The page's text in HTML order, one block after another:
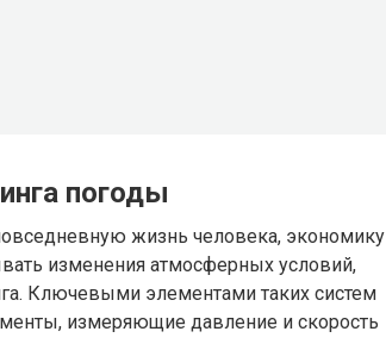
погоды
жизнь человека, экономику
изменения атмосферных условий,
Ключевыми элементами таких систем
измеряющие давление и скорость